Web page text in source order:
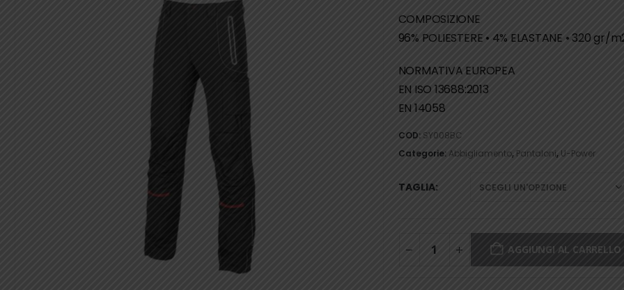
COMPOSIZIONE
​​​​​​​96% POLIESTERE • 4% ELASTANE • 320 gr/
NORMATIVA EUROPEA
​​​​​​​EN ISO 13688:2013
EN 14058
COD: SY008BC
Categorie: Abbigliamento, Pantaloni, U-Power
TAGLIA
AGGIUNGI AL CARRELLO